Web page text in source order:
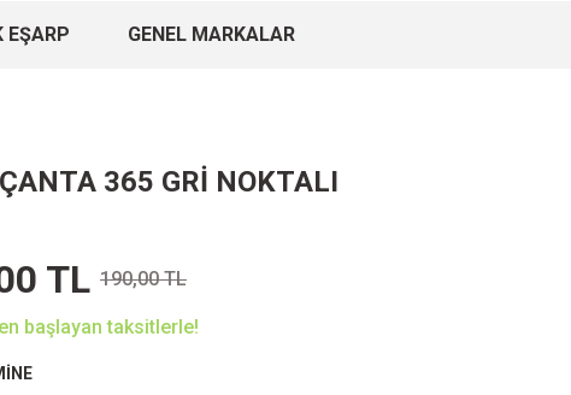
EŞARP GENEL MARKALAR
365 GRİ NOKTALI
TL 190,00 TL
başlayan taksitlerle!